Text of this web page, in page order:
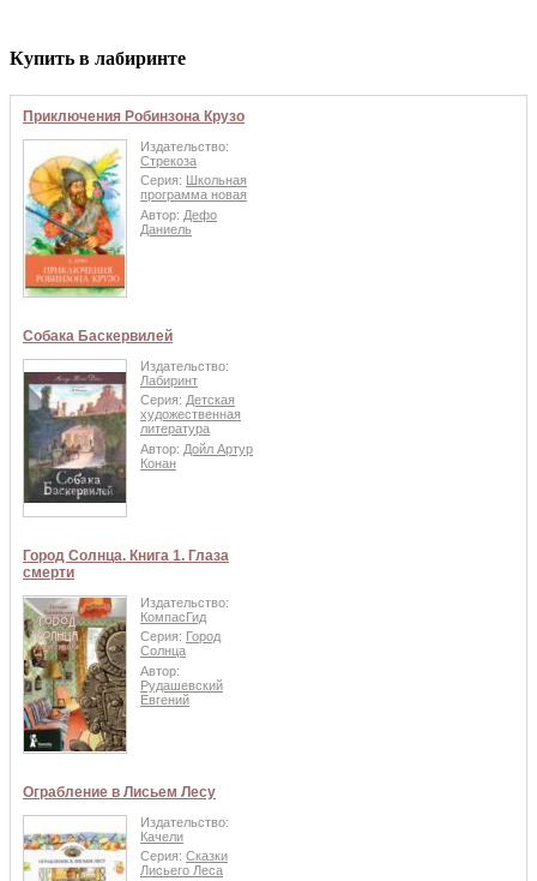
Купить в лабиринте
Приключения Робинзона Крузо
Издательство:
Стрекоза
Серия:
Школьная
программа новая
Автор: Дефо
Даниель
Собака Баскервилей
Издательство:
Лабиринт
Серия: Детская
художественная
литература
Автор: Дойл Артур
Конан
Город Солнца. Книга 1. Глаза
смерти
Издательство:
КомпасГид
Серия: Город
Солнца
Автор:
Рудашевский
Евгений
Ограбление в Лисьем Лесу
Издательство:
Качели
Серия: Сказки
Лисьего Леса